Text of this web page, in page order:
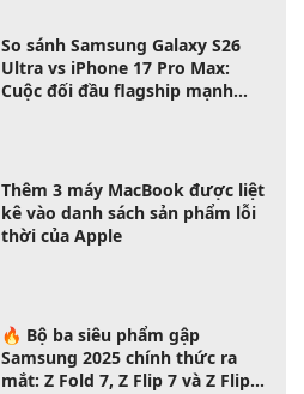
So sánh Samsung Galaxy S26
Ultra vs iPhone 17 Pro Max:
Cuộc đối đầu flagship mạnh
Thêm 3 máy MacBook được liệt
kê vào danh sách sản phẩm lỗi
thời của Apple
🔥 Bộ ba siêu phẩm gập
Samsung 2025 chính thức ra
mắt: Z Fold 7, Z Flip 7 và Z Flip 7